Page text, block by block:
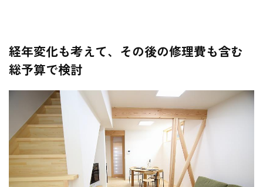
経年変化も考えて、その後の修理費も含む
総予算で検討